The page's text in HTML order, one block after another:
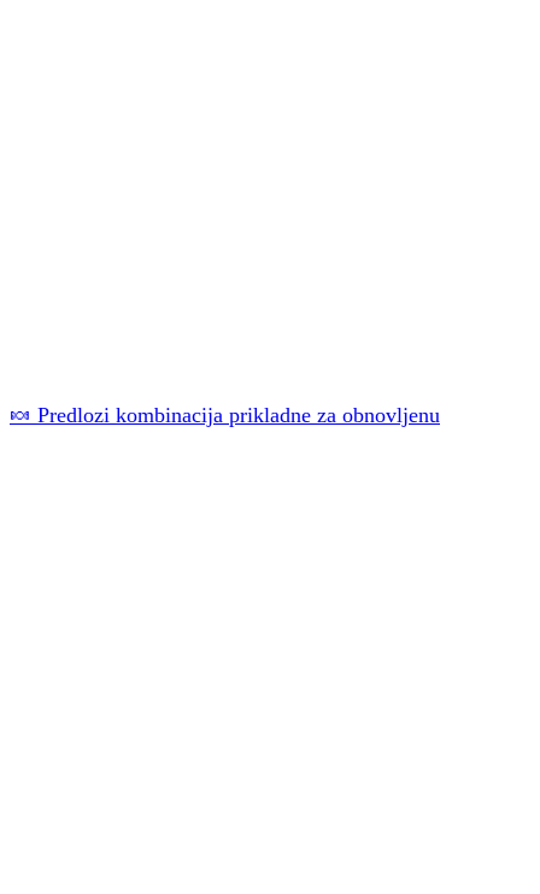
🍬 Predlozi kombinacija prikladne za obnovljenu